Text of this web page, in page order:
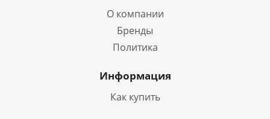
О компании
Бренды
Политика
Информация
Как купить